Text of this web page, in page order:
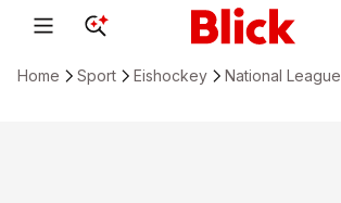
Home Sport Eishockey National League